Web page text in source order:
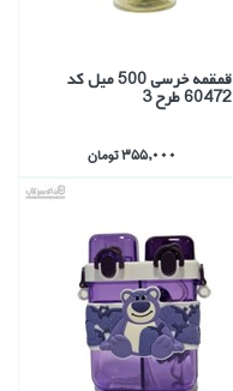
قمقمه خرسي 500 ميل كد
60472 طرح 3
355,000 تومان